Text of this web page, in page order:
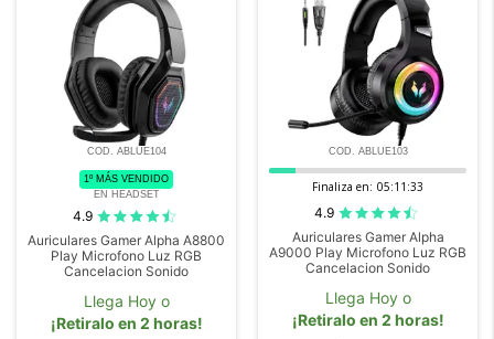
COD. ABLUE104
1º MÁS VENDIDO
EN HEADSET
4.9
Auriculares Gamer Alpha A8800
Play Microfono Luz RGB
Cancelacion Sonido
Llega Hoy o
¡Retiralo en 2 horas!
COD. ABLUE103
Finaliza en: 05:11:32
4.9
Auriculares Gamer Alpha
A9000 Play Microfono Luz RGB
Cancelacion Sonido
Llega Hoy o
¡Retiralo en 2 horas!